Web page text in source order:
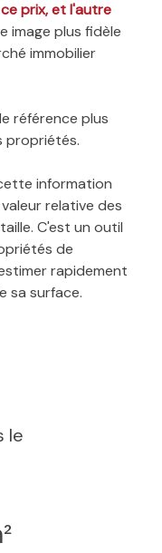
prix, et l'autre
image plus fidèle
immobilier
référence plus
propriétés.
information
relative des
C'est un outil
de
rapidement
sa surface.
le